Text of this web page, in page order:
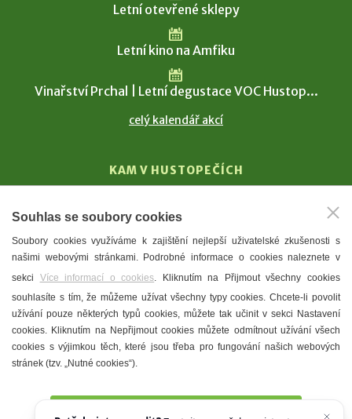
Letní otevřené sklepy
Letní kino na Amfiku
Vinařství Prchal | Letní degustace VOC Hustop...
celý kalendář akcí
KAM V HUSTOPEČÍCH
T. G. Masaryk
Mandloně
Ubytování
Restaurace
Městské muzeum a galerie
Denní meníčka
Souhlas se soubory cookies
Soubory cookies využíváme k zajištění nejlepší uživatelské zkušenosti s
našimi webovými stránkami. Podrobné informace o cookies naleznete v
sekci Více informací o cookies. Kliknutím na Přijmout všechny cookies
souhlasíte s tím, že můžeme užívat všechny typy cookies. Chcete-li povolit
užívání pouze některých typů cookies, můžete tak učinit v sekci Nastavení
cookies. Kliknutím na Nepřijmout cookies můžete odmítnout užívání všech
cookies s výjimkou těch, které jsou třeba pro fungování našich webových
stránek (tzv. „Nutné cookies“).